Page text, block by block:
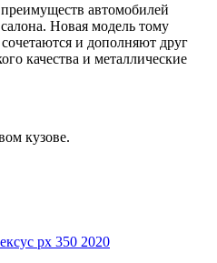
автомобилей
Новая модель тому
и дополняют друг
качества и металлические
кузове.
рх 350 2020